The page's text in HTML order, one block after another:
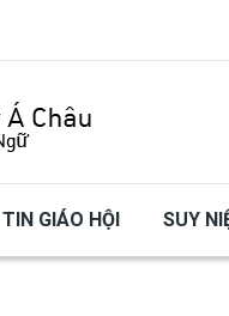
TIN GIÁO HỘI SUY